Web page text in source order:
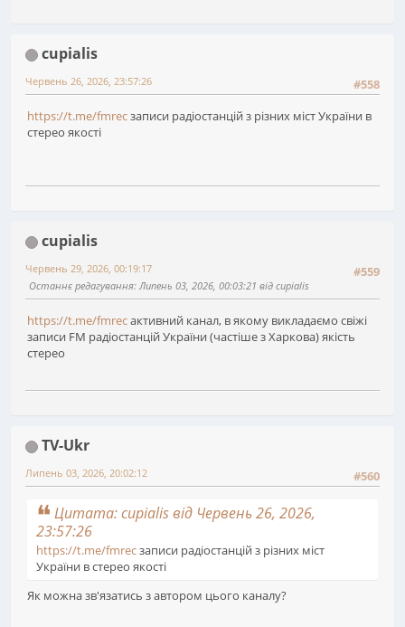
cupialis
#558
Червень 26, 2026, 23:57:26
https://t.me/fmrecзаписи радіостанцій з різних міст України в
стерео якості
cupialis
#559
Червень 29, 2026, 00:19:17
Останнє редагування: Липень 03, 2026, 00:03:21 від cupialis
https://t.me/fmrecактивний канал, в якому викладаємо свіжі
записи FM радіостанцій України (частіше з Харкова) якість
стерео
TV-Ukr
#560
Липень 03, 2026, 20:02:12
Цитата: cupialis від Червень 26, 2026,
23:57:26
https://t.me/fmrecзаписи радіостанцій з різних міст
України в стерео якості
Як можна зв'язатись з автором цього каналу?